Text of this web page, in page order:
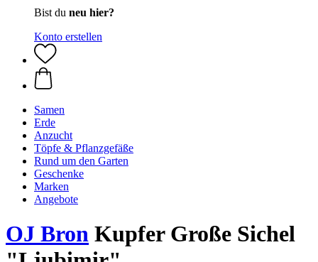
Bist du neu hier?
Konto erstellen
Samen
Erde
Anzucht
Töpfe & Pflanzgefäße
Rund um den Garten
Geschenke
Marken
Angebote
OJ Bron Kupfer Große Sichel